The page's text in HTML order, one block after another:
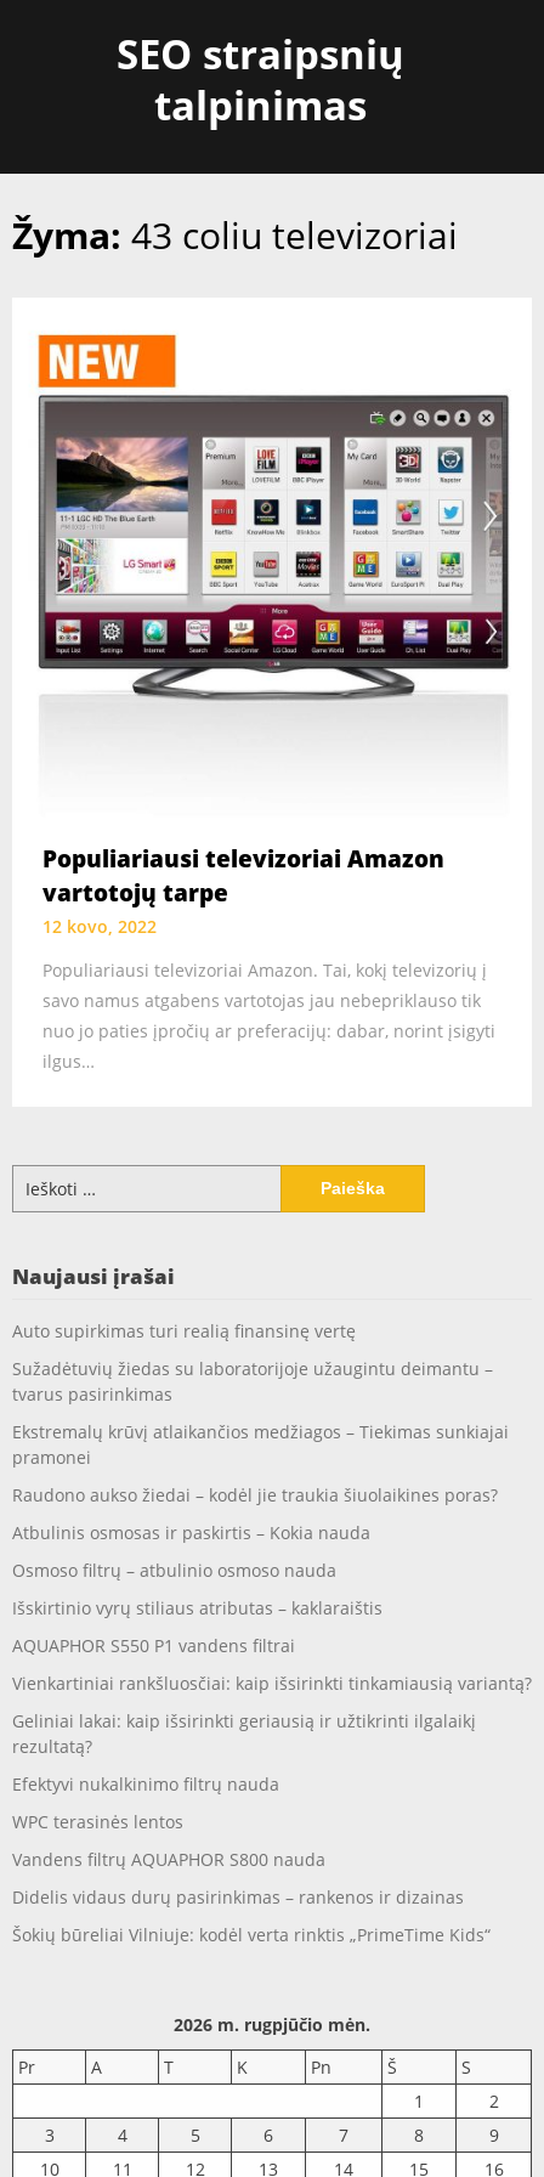
SEO straipsnių
talpinimas
Žyma: 43 coliu televizoriai
Populiariausi televizoriai Amazon
vartotojų tarpe
12 kovo, 2022
Populiariausi televizoriai Amazon. Tai, kokį televizorių į
savo namus atgabens vartotojas jau nebepriklauso tik
nuo jo paties įpročių ar preferacijų: dabar, norint įsigyti
ilgus…
Ieškoti:
Naujausi įrašai
Auto supirkimas turi realią finansinę vertę
Sužadėtuvių žiedas su laboratorijoje užaugintu deimantu –
tvarus pasirinkimas
Ekstremalų krūvį atlaikančios medžiagos – Tiekimas sunkiajai
pramonei
Raudono aukso žiedai – kodėl jie traukia šiuolaikines poras?
Atbulinis osmosas ir paskirtis – Kokia nauda
Osmoso filtrų – atbulinio osmoso nauda
Išskirtinio vyrų stiliaus atributas – kaklaraištis
AQUAPHOR S550 P1 vandens filtrai
Vienkartiniai rankšluosčiai: kaip išsirinkti tinkamiausią variantą?
Geliniai lakai: kaip išsirinkti geriausią ir užtikrinti ilgalaikį
rezultatą?
Efektyvi nukalkinimo filtrų nauda
WPC terasinės lentos
Vandens filtrų AQUAPHOR S800 nauda
Didelis vidaus durų pasirinkimas – rankenos ir dizainas
Šokių būreliai Vilniuje: kodėl verta rinktis „PrimeTime Kids“
2026 m. rugpjūčio mėn.
Pr
A T K Pn Š
S
1
2
3
4 5 6 7 8
9
10
11 12 13 14 15 16